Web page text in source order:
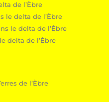
de l’Èbre
le delta de l’Èbre
le delta de l’Èbre
delta de l’Èbre
de l’Èbre